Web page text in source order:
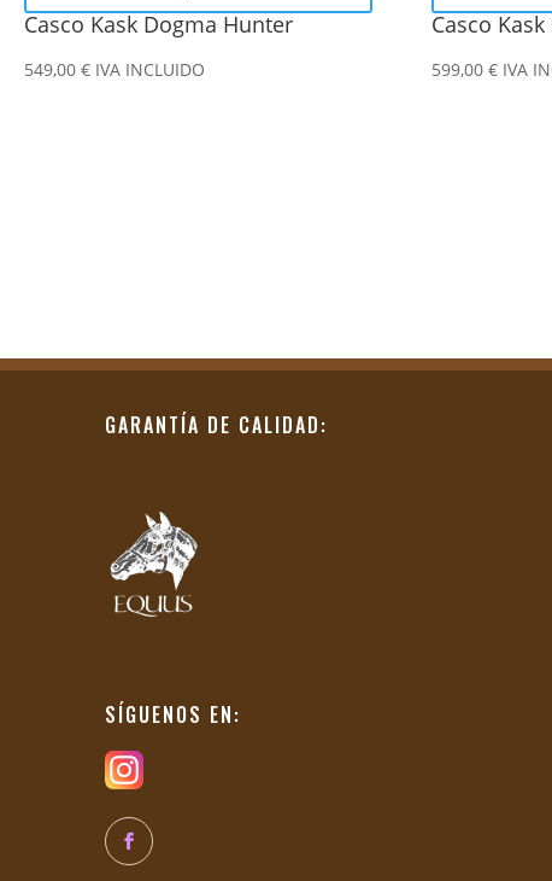
Casco Kask Dogma Hunter
549,00 € IVA INCLUIDO
página
Casco
599,00€ IVA
página
GARANTÍA DE CALIDAD:
SÍGUENOS EN: